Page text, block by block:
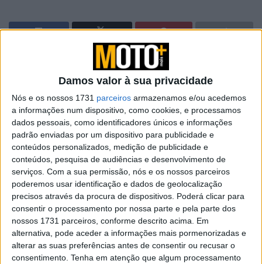
Damos valor à sua privacidade
Nós e os nossos 1731 parceiros armazenamos e/ou acedemos
a informações num dispositivo, como cookies, e processamos
dados pessoais, como identificadores únicos e informações
padrão enviadas por um dispositivo para publicidade e
conteúdos personalizados, medição de publicidade e
conteúdos, pesquisa de audiências e desenvolvimento de
serviços. Com a sua permissão, nós e os nossos parceiros
poderemos usar identificação e dados de geolocalização
precisos através da procura de dispositivos. Poderá clicar para
consentir o processamento por nossa parte e pela parte dos
nossos 1731 parceiros, conforme descrito acima. Em
alternativa, pode aceder a informações mais pormenorizadas e
alterar as suas preferências antes de consentir ou recusar o
consentimento. Tenha em atenção que algum processamento
Miguel Oliveira está de volta ao MotoGP, depois de uma
lesão grave no seu pulso que o deixou de fora durante
três rondas. O piloto português volta na última ronda do
ano em Barcelona onde irá fazer o seu último fim de
semana ao serviço da Trackhouse Racing MotoGP e da
Aprilia.
Depois do fim de semana, Oliveira irá começar uma nova
fase da sua carreira como piloto de fábrica da Yamaha na
equipa satélite da Prima Pramac Racing, já na terça-feira
para os testes de final de época.
Em declarações via Instagram/trackhousemotogp,
Miguel Oliveira falou sobre o que espera do seu último
GP pela Aprilia e da sua condição física.